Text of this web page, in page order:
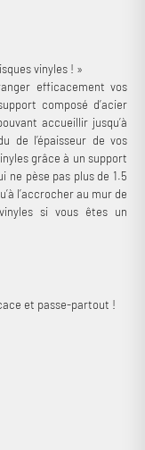
vinyles ! »
efficacement vos
composé d’acier
accueillir jusqu’à
de l’épaisseur de vos
grâce à un support
ne pèse pas plus de 1.5
l’accrocher au mur de
si vous êtes un
et passe-partout !